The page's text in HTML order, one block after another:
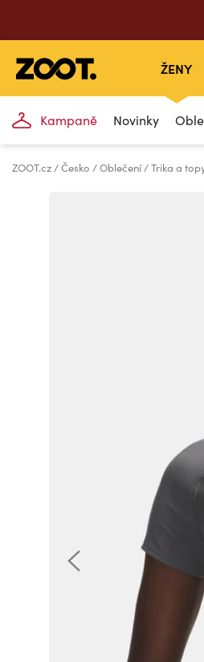
ŽENY
Kampaně Novinky
ZOOT.cz Česko Oblečení Trika a